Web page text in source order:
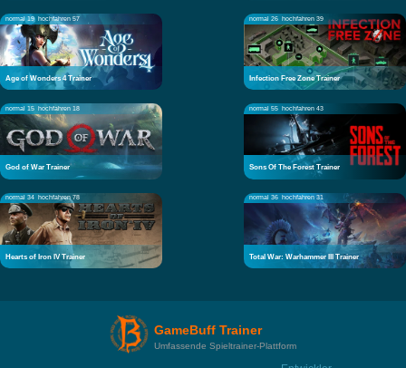
normal 19 hochfahren 57
Age of Wonders 4 Trainer
normal 26 hochfahren 39
Infection Free Zone Trainer
normal 15 hochfahren 18
God of War Trainer
normal 55 hochfahren 43
Sons Of The Forest Trainer
normal 34 hochfahren 78
Hearts of Iron IV Trainer
normal 36 hochfahren 31
Total War: Warhammer III Trainer
GameBuff Trainer
Umfassende Spieltrainer-Plattform